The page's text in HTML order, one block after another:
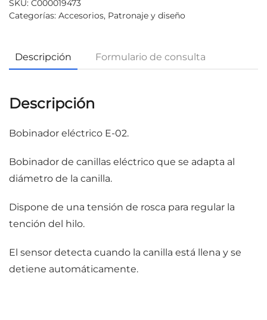
SKU: C000019473
Categorías: Accesorios, Patronaje y diseño
Descripción Formulario de consulta
Descripción
Bobinador eléctrico E-02.
Bobinador de canillas eléctrico que se adapta al
diámetro de la canilla.
Dispone de una tensión de rosca para regular la
tención del hilo.
El sensor detecta cuando la canilla está llena y se
detiene automáticamente.